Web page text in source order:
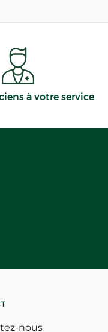
à votre service
nous